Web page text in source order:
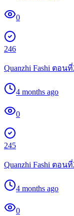
0
246
Quanzhi Fashi ตอนที่
4 months ago
0
245
Quanzhi Fashi ตอนที่
4 months ago
0